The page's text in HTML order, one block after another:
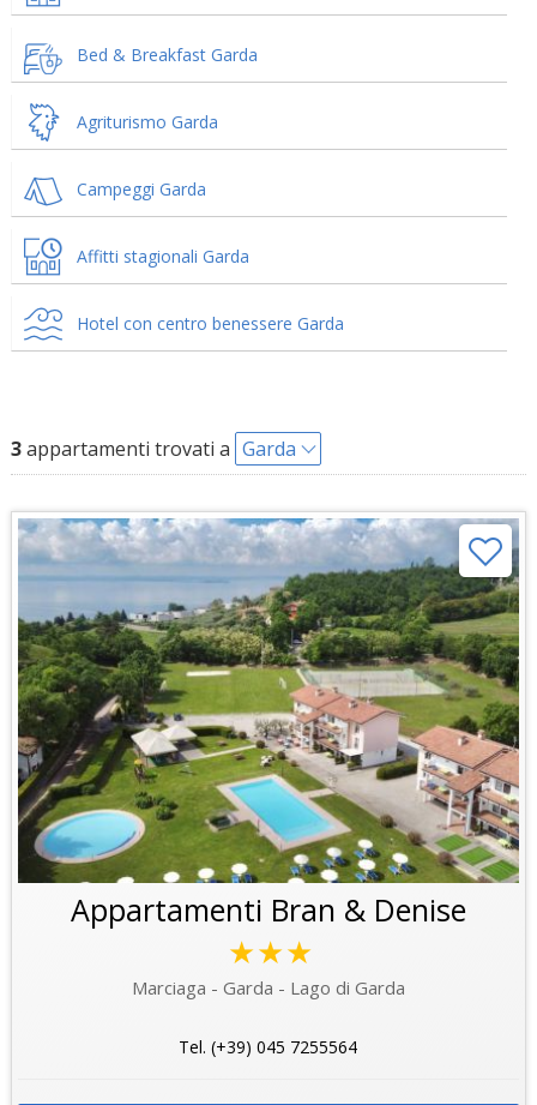
Bed & Breakfast Garda
Agriturismo Garda
Campeggi Garda
Affitti stagionali Garda
Hotel con centro benessere Garda
3appartamenti trovati a Garda
Appartamenti Bran & Denise
★★★
Marciaga - Garda - Lago di Garda
Tel. (+39) 045 7255564